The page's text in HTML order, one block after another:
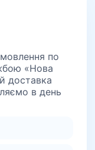
по
«Нова
доставка
в день